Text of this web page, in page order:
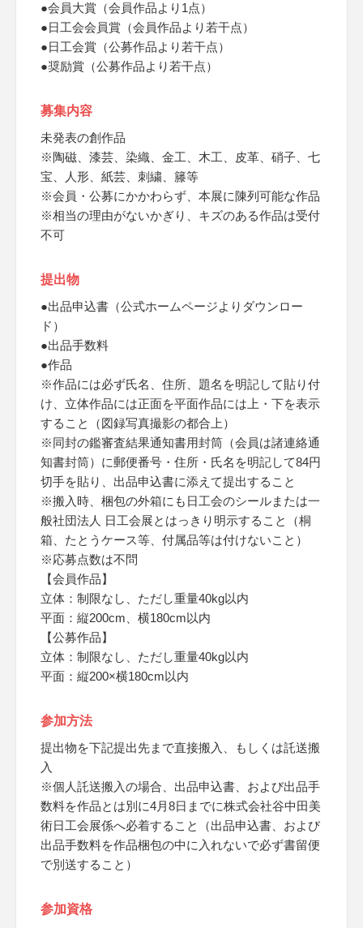
●会員大賞（会員作品より1点）
●日工会会員賞（会員作品より若干点）
●日工会賞（公募作品より若干点）
●奨励賞（公募作品より若干点）
募集内容
未発表の創作品
※陶磁、漆芸、染織、金工、木工、皮革、硝子、七
宝、人形、紙芸、刺繍、籐等
※会員・公募にかかわらず、本展に陳列可能な作品
※相当の理由がないかぎり、キズのある作品は受付
不可
提出物
●出品申込書（公式ホームページよりダウンロー
ド）
●出品手数料
●作品
※作品には必ず氏名、住所、題名を明記して貼り付
け、立体作品には正面を平面作品には上・下を表示
すること（図録写真撮影の都合上）
※同封の鑑審査結果通知書用封筒（会員は諸連絡通
知書封筒）に郵便番号・住所・氏名を明記して84円
切手を貼り、出品申込書に添えて提出すること
※搬入時、梱包の外箱にも日工会のシールまたは一
般社団法人 日工会展とはっきり明示すること（桐
箱、たとうケース等、付属品等は付けないこと）
※応募点数は不問
【会員作品】
立体：制限なし、ただし重量40kg以内
平面：縦200cm、横180cm以内
【公募作品】
立体：制限なし、ただし重量40kg以内
平面：縦200×横180cm以内
参加方法
提出物を下記提出先まで直接搬入、もしくは託送搬
入
※個人託送搬入の場合、出品申込書、および出品手
数料を作品とは別に4月8日までに株式会社谷中田美
術日工会展係へ必着すること（出品申込書、および
出品手数料を作品梱包の中に入れないで必ず書留便
で別送すること）
参加資格